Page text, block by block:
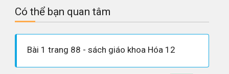
Có thể bạn quan tâm
Bài 1 trang 88 - sách giáo khoa Hóa 12